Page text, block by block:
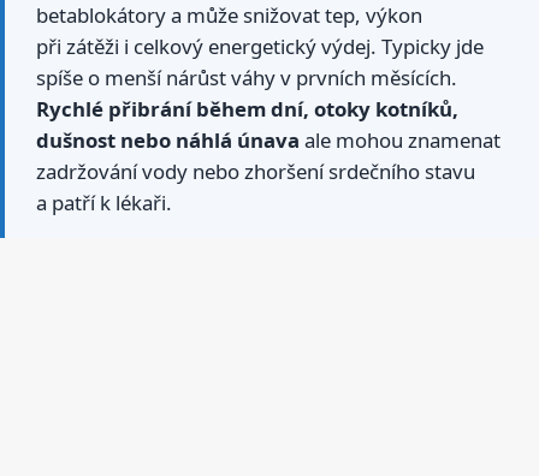
betablokátory a může snižovat tep, výkon
při zátěži i celkový energetický výdej. Typicky jde
spíše o menší nárůst váhy v prvních měsících.
Rychlé přibrání během dní, otoky kotníků,
dušnost nebo náhlá únava ale mohou znamenat
zadržování vody nebo zhoršení srdečního stavu
a patří k lékaři.